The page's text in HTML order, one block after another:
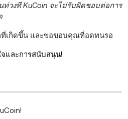
ท่วงที KuCoin จะไม่รับผิดชอบต่อการ
ที่เกิดขึ้น และขอขอบคุณที่อดทนรอ
และการสนับสนุน!